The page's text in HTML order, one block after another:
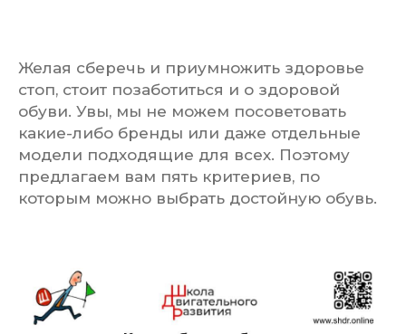
Желая сберечь и приумножить здоровье
стоп, стоит позаботиться и о здоровой
обуви. Увы, мы не можем посоветовать
какие-либо бренды или даже отдельные
модели подходящие для всех. Поэтому
предлагаем вам пять критериев, по
которым можно выбрать достойную обувь.